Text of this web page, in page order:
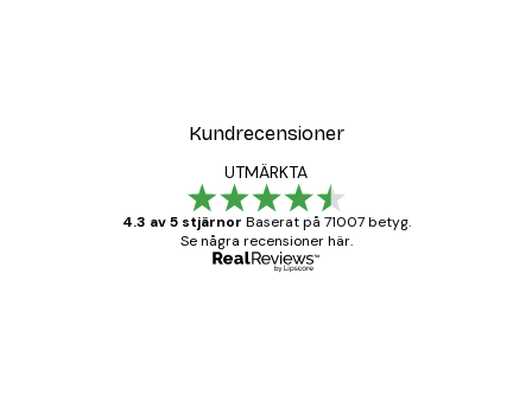
Kundrecensioner
UTMÄRKTA
4.3 av 5 stjärnor Baserat på 71007 betyg.
Se några recensioner här.